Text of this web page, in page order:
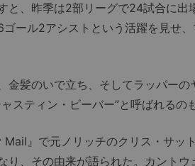
と、昨季は2部リーグで24試合に
ゴール2アシストという活躍を見せ
金髪のいで立ち、そしてラッパー
スティン・ビーバー”と呼ばれるの
』で元ノリッチのクリス・サッ
り、その由来が語られた。カント